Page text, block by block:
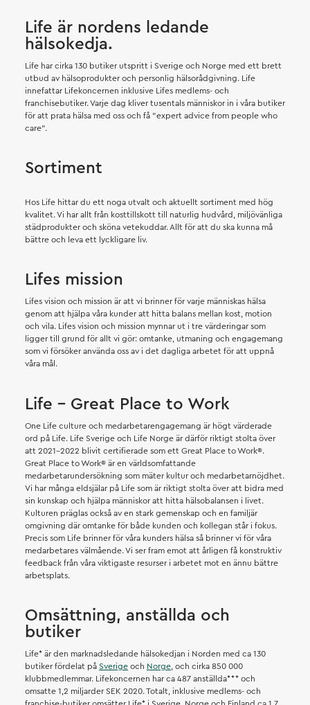
Life är nordens ledande
hälsokedja.
Life har cirka 130 butiker utspritt i Sverige och Norge med ett brett
utbud av hälsoprodukter och personlig hälsorådgivning. Life
innefattar Lifekoncernen inklusive Lifes medlems- och
franchisebutiker. Varje dag kliver tusentals människor in i våra butiker
för att prata hälsa med oss och få ”expert advice from people who
care”.
Sortiment
Hos Life hittar du ett noga utvalt och aktuellt sortiment med hög
kvalitet. Vi har allt från kosttillskott till naturlig hudvård, miljövänliga
städprodukter och sköna vetekuddar. Allt för att du ska kunna må
bättre och leva ett lyckligare liv.
Lifes mission
Lifes vision och mission är att vi brinner för varje människas hälsa
genom att hjälpa våra kunder att hitta balans mellan kost, motion
och vila. Lifes vision och mission mynnar ut i tre värderingar som
ligger till grund för allt vi gör: omtanke, utmaning och engagemang
som vi försöker använda oss av i det dagliga arbetet för att uppnå
våra mål.
Life - Great Place to Work
One Life culture och medarbetarengagemang är högt värderade
ord på Life. Life Sverige och Life Norge är därför riktigt stolta över
att 2021-2022 blivit certifierade som ett Great Place to Work®.
Great Place to Work® är en världsomfattande
medarbetarundersökning som mäter kultur och medarbetarnöjdhet.
Vi har många eldsjälar på Life som är riktigt stolta över att bidra med
sin kunskap och hjälpa människor att hitta hälsobalansen i livet.
Kulturen präglas också av en stark gemenskap och en familjär
omgivning där omtanke för både kunden och kollegan står i fokus.
Precis som Life brinner för våra kunders hälsa så brinner vi för våra
medarbetares välmående. Vi ser fram emot att årligen få konstruktiv
feedback från våra viktigaste resurser i arbetet mot en ännu bättre
arbetsplats.
Omsättning, anställda och
butiker
Life* är den marknadsledande hälsokedjan i Norden med ca 130
butiker fördelat på Sverige och Norge , och cirka 850 000
klubbmedlemmar. Lifekoncernen har ca 487 anställda*** och
omsatte 1,2 miljarder SEK 2020. Totalt, inklusive medlems- och